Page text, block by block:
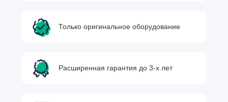
Только оригинальное оборудование
Расширенная гарантия до 3-х лет